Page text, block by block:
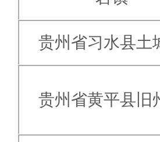
贵州省习水县土
贵州省黄平县旧